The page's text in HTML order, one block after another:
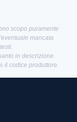
scopo puramente
mancata
in descrizione.
il codice produttore.